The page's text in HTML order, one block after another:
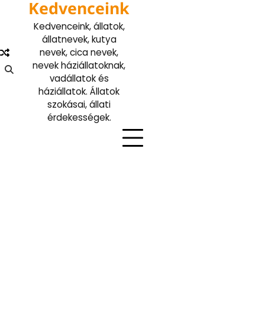
Kedvenceink
Kedvenceink, állatok,
állatnevek, kutya
nevek, cica nevek,
nevek háziállatoknak,
vadállatok és
háziállatok. Állatok
szokásai, állati
érdekességek.